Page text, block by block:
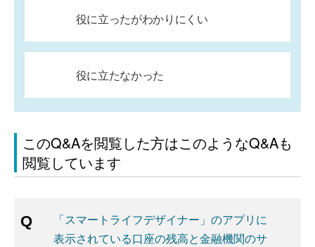
役に立ったがわかりにくい
役に立たなかった
このQ&Aを閲覧した方はこのようなQ&Aも
閲覧しています
「スマートライフデザイナー」のアプリに
表示されている口座の残高と金融機関のサ